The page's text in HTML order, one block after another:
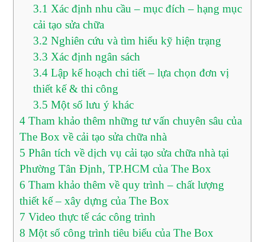
3.1 Xác định nhu cầu – mục đích – hạng mục
cải tạo sửa chữa
3.2 Nghiên cứu và tìm hiểu kỹ hiện trạng
3.3 Xác định ngân sách
3.4 Lập kế hoạch chi tiết – lựa chọn đơn vị
thiết kế & thi công
3.5 Một số lưu ý khác
4 Tham khảo thêm những tư vấn chuyên sâu của
The Box về cải tạo sửa chữa nhà
5 Phân tích về dịch vụ cải tạo sửa chữa nhà tại
Phường Tân Định, TP.HCM của The Box
6 Tham khảo thêm về quy trình – chất lượng
thiết kế – xây dựng của The Box
7 Video thực tế các công trình
8 Một số công trình tiêu biểu của The Box